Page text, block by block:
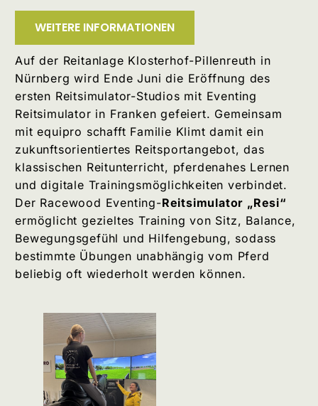
WEITERE INFORMATIONEN
Auf der Reitanlage Klosterhof-Pillenreuth in
Nürnberg wird Ende Juni die Eröffnung des
ersten Reitsimulator-Studios mit Eventing
Reitsimulator in Franken gefeiert. Gemeinsam
mit equipro schafft Familie Klimt damit ein
zukunftsorientiertes Reitsportangebot, das
klassischen Reitunterricht, pferdenahes Lernen
und digitale Trainingsmöglichkeiten verbindet.
Der Racewood Eventing-Reitsimulator „Resi“
ermöglicht gezieltes Training von Sitz, Balance,
Bewegungsgefühl und Hilfengebung, sodass
bestimmte Übungen unabhängig vom Pferd
beliebig oft wiederholt werden können.